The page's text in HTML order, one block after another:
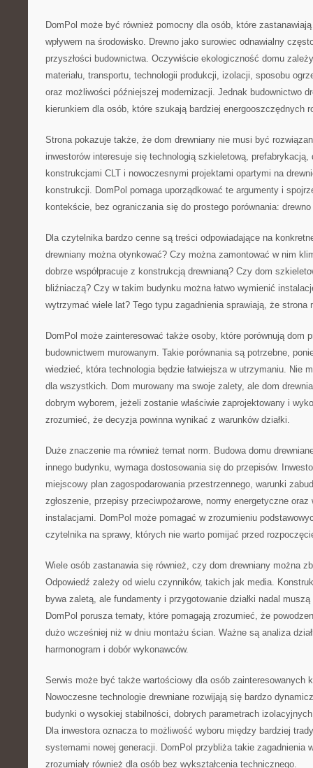
DomPol może być również pomocny dla osób, które
wpływem na środowisko. Drewno jako surowiec odnawialny
przyszłości budownictwa. Oczywiście ekologiczność domu
materiału, transportu, technologii produkcji, izolacji, sposobu
oraz możliwości późniejszej modernizacji. Jednak budownictwo
kierunkiem dla osób, które szukają bardziej energooszczędnych
Strona pokazuje także, że dom drewniany nie musi być
inwestorów interesuje się technologią szkieletową, prefabrykacją,
konstrukcjami CLT i nowoczesnymi projektami opartymi na
konstrukcji. DomPol pomaga uporządkować te argumenty i
kontekście, bez ograniczania się do prostego porównania:
Dla czytelnika bardzo cenne są treści odpowiadające na
drewniany można otynkować? Czy można zamontować w nim
dobrze współpracuje z konstrukcją drewnianą? Czy dom
bliźniaczą? Czy w takim budynku można łatwo wymienić
wytrzymać wiele lat? Tego typu zagadnienia sprawiają, że strona
DomPol może zainteresować także osoby, które porównują dom
budownictwem murowanym. Takie porównania są potrzebne,
wiedzieć, która technologia będzie łatwiejsza w utrzymaniu. Nie
dla wszystkich. Dom murowany ma swoje zalety, ale dom
dobrym wyborem, jeżeli zostanie właściwie zaprojektowany i
zrozumieć, że decyzja powinna wynikać z warunków działki.
Duże znaczenie ma również temat norm. Budowa domu
innego budynku, wymaga dostosowania się do przepisów.
miejscowy plan zagospodarowania przestrzennego, warunki
zgłoszenie, przepisy przeciwpożarowe, normy energetyczne
instalacjami. DomPol może pomagać w zrozumieniu
czytelnika na sprawy, których nie warto pomijać przed
Wiele osób zastanawia się również, czy dom drewniany można
Odpowiedź zależy od wielu czynników, takich jak media.
bywa zaletą, ale fundamenty i przygotowanie działki nadal muszą
DomPol porusza tematy, które pomagają zrozumieć, że
dużo wcześniej niż w dniu montażu ścian. Ważne są analiza
harmonogram i dobór wykonawców.
Serwis może być także wartościowy dla osób zainteresowanych
Nowoczesne technologie drewniane rozwijają się bardzo
budynki o wysokiej stabilności, dobrych parametrach
Dla inwestora oznacza to możliwość wyboru między bardziej
systemami nowej generacji. DomPol przybliża takie zagadnienia
zrozumiały również dla osób bez wykształcenia technicznego.